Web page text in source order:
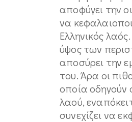
αποφύγει την
να
Ελληνικός
ύψος των
αποσύρει την
του. Άρα οι
οποία οδηγούν
λαού,
συνεχίζει να